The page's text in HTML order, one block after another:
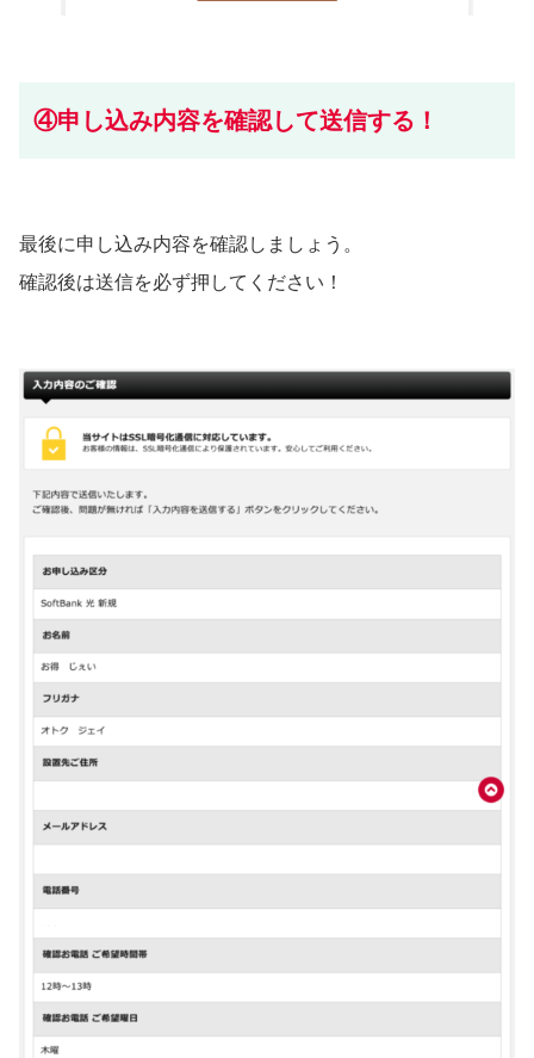
④申し込み内容を確認して送信する！
最後に申し込み内容を確認しましょう。
確認後は送信を必ず押してください！